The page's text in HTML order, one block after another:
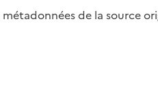
de la source